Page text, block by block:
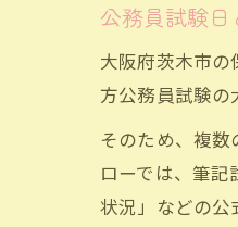
公務員試験
大阪府茨木市
方公務員試験の
そのため、複
ローでは、筆
状況」などの公